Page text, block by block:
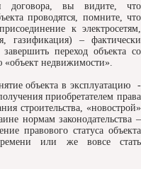
договора, вы видите, что
проводятся, помните, что
к электросетям,
газификация) – фактически
переход объекта со
«объект недвижимости».
объекта в эксплуатацию -
приобретателем права
строительства, «новострой»
нормам законодательства –
правового статуса объекта
или же вовсе стать